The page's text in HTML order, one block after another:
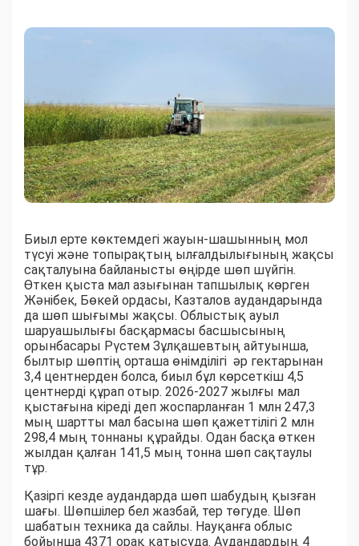
Биыл ерте көктемдегі жауын-шашынның мол
түсуі және топырақтың ылғалдылығының жақсы
сақталуына байланысты өңірде шөп шүйгін.
Өткен қыста мал азығынан тапшылық көрген
Жәнібек, Бөкей ордасы, Казталов аудандарында
да шөп шығымы жақсы. Облыстық ауыл
шаруашылығы басқармасы басшысының
орынбасары Рүстем Зұлқашевтың айтуынша,
былтыр шөптің орташа өнімділігі әр гектарынан
3,4 центнерден болса, биыл бұл көрсеткіш 4,5
центнерді құрап отыр. 2026-2027 жылғы мал
қыстағына кіреді деп жоспарланған 1 млн 247,3
мың шартты мал басына шөп қажеттілігі 2 млн
298,4 мың тоннаны құрайды. Одан басқа өткен
жылдан қалған 141,5 мың тонна шөп сақтаулы
тұр.
Қазіргі кезде аудандарда шөп шабудың қызған
шағы. Шөпшілер бел жазбай, тер төгуде. Шөп
шабатын техника да сайлы. Науқанға облыс
бойынша 4371 орақ қатысуда. Аудандардың 4